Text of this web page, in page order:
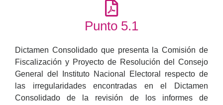
Punto 5.1
Dictamen Consolidado que presenta la Comisión de
Fiscalización y Proyecto de Resolución del Consejo
General del Instituto Nacional Electoral respecto de
las irregularidades encontradas en el Dictamen
Consolidado de la revisión de los informes de